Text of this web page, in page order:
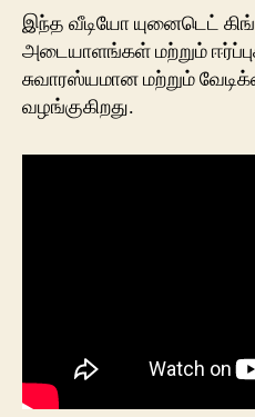
இந்த வீடியோ யுனைடெட்
அடையாளங்கள் மற்றும்
சுவாரஸ்யமான மற்றும்
வழங்குகிறது.